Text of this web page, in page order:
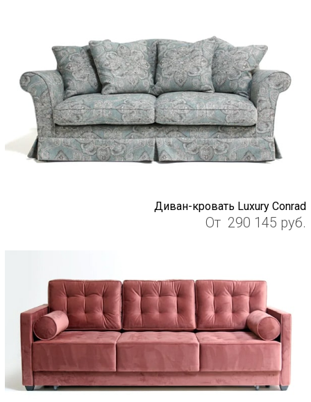
Диван-кровать Luxury Conrad
От 290 145 руб.